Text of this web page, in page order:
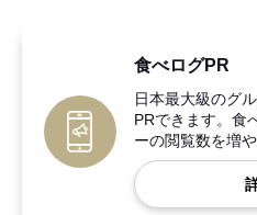
食べログPR
日本最大級のグ
PRできます。食
ーの閲覧数を増